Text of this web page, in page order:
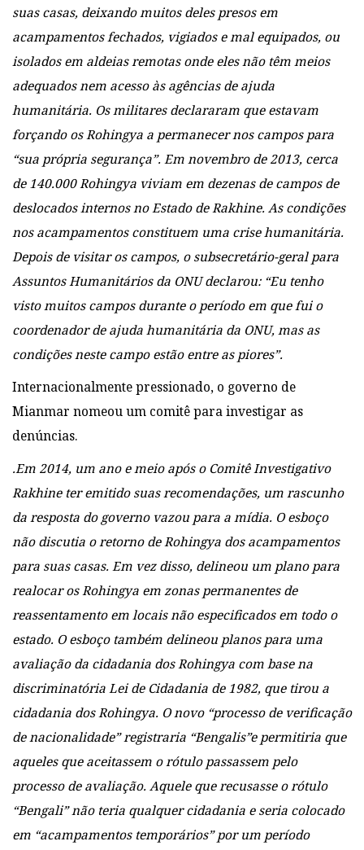
suas casas, deixando muitos deles presos em
acampamentos fechados, vigiados e mal equipados, ou
isolados em aldeias remotas onde eles não têm meios
adequados nem acesso às agências de ajuda
humanitária. Os militares declararam que estavam
forçando os Rohingya a permanecer nos campos para
“sua própria segurança”. Em novembro de 2013, cerca
de 140.000 Rohingya viviam em dezenas de campos de
deslocados internos no Estado de Rakhine. As condições
nos acampamentos constituem uma crise humanitária.
Depois de visitar os campos, o subsecretário-geral para
Assuntos Humanitários da ONU declarou: “Eu tenho
visto muitos campos durante o período em que fui o
coordenador de ajuda humanitária da ONU, mas as
condições neste campo estão entre as piores”.
Internacionalmente pressionado, o governo de
Mianmar nomeou um comitê para investigar as
denúncias.
.Em 2014, um ano e meio após o Comitê Investigativo
Rakhine ter emitido suas recomendações, um rascunho
da resposta do governo vazou para a mídia. O esboço
não discutia o retorno de Rohingya dos acampamentos
para suas casas. Em vez disso, delineou um plano para
realocar os Rohingya em zonas permanentes de
reassentamento em locais não especificados em todo o
estado. O esboço também delineou planos para uma
avaliação da cidadania dos Rohingya com base na
discriminatória Lei de Cidadania de 1982, que tirou a
cidadania dos Rohingya. O novo “processo de verificação
de nacionalidade” registraria “Bengalis”e permitiria que
aqueles que aceitassem o rótulo passassem pelo
processo de avaliação. Aquele que recusasse o rótulo
“Bengali” não teria qualquer cidadania e seria colocado
em “acampamentos temporários” por um período